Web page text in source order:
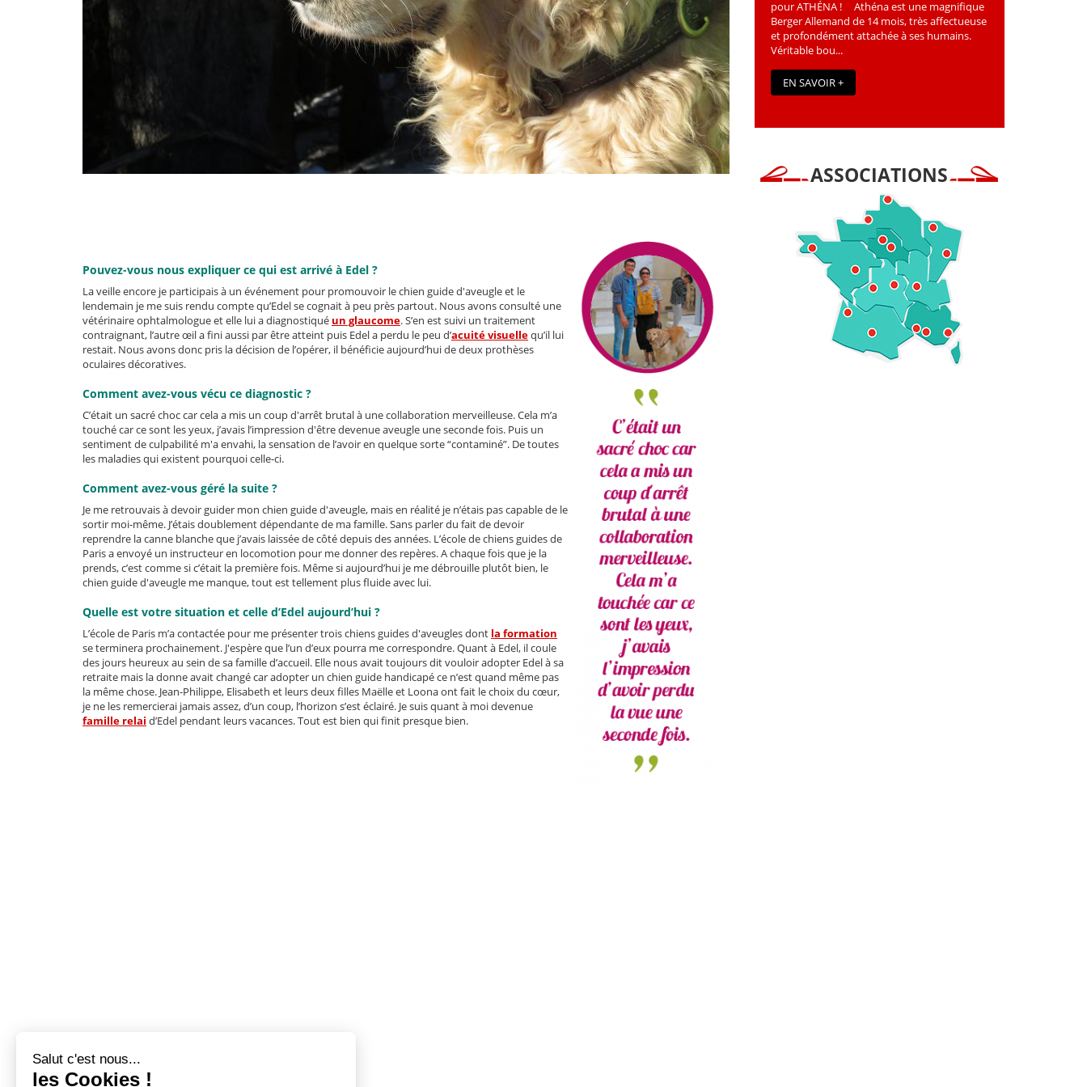
Pouvez-vous nous expliquer ce qui est arrivé à Edel ?
La veille encore je participais à un événement pour promouvoir le chien guide d'aveugle et le
lendemain je me suis rendu compte qu’Edel se cognait à peu près partout. Nous avons consulté une
vétérinaire ophtalmologue et elle lui a diagnostiqué un glaucome. S’en est suivi un traitement
contraignant, l’autre œil a fini aussi par être atteint puis Edel a perdu le peu d’acuité visuellequ’il lui
restait. Nous avons donc pris la décision de l’opérer, il bénéficie aujourd’hui de deux prothèses
oculaires décoratives.
Comment avez-vous vécu ce diagnostic ?
C’était un sacré choc car cela a mis un coup d'arrêt brutal à une collaboration merveilleuse. Cela m’a
touché car ce sont les yeux, j’avais l’impression d'être devenue aveugle une seconde fois. Puis un
sentiment de culpabilité m'a envahi, la sensation de l’avoir en quelque sorte “contaminé”. De toutes
les maladies qui existent pourquoi celle-ci.
Comment avez-vous géré la suite ?
Je me retrouvais à devoir guider mon chien guide d'aveugle, mais en réalité je n’étais pas capable de le
sortir moi-même. J’étais doublement dépendante de ma famille. Sans parler du fait de devoir
reprendre la canne blanche que j’avais laissée de côté depuis des années. L’école de chiens guides de
Paris a envoyé un instructeur en locomotion pour me donner des repères. A chaque fois que je la
prends, c’est comme si c’était la première fois. Même si aujourd’hui je me débrouille plutôt bien, le
chien guide d'aveugle me manque, tout est tellement plus fluide avec lui.
Quelle est votre situation et celle d’Edel aujourd’hui ?
L’école de Paris m’a contactée pour me présenter trois chiens guides d'aveugles dont la formation
se terminera prochainement. J'espère que l’un d’eux pourra me correspondre. Quant à Edel, il coule
des jours heureux au sein de sa famille d’accueil. Elle nous avait toujours dit vouloir adopter Edel à sa
retraite mais la donne avait changé car adopter un chien guide handicapé ce n’est quand même pas
la même chose. Jean-Philippe, Elisabeth et leurs deux filles Maëlle et Loona ont fait le choix du cœur,
je ne les remercierai jamais assez, d’un coup, l’horizon s’est éclairé. Je suis quant à moi devenue
famille relai d’Edel pendant leurs vacances. Tout est bien qui finit presque bien.
pour ATHÉNA ! Athéna est une magniﬁque
Berger Allemand de 14 mois, très affectueuse
et profondément attachée à ses humains.
Véritable bou...
EN SAVOIR +
ASSOCIATIONS
Salut c'est nous...
les Cookies !